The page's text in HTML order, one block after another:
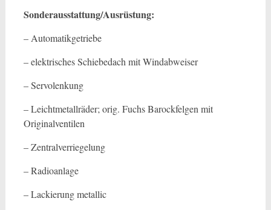
Sonderausstattung/Ausrüstung:
– Automatikgetriebe
– elektrisches Schiebedach mit Windabweiser
– Servolenkung
– Leichtmetallräder; orig. Fuchs Barockfelgen mit
Originalventilen
– Zentralverriegelung
– Radioanlage
– Lackierung metallic